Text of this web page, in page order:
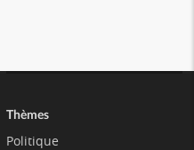
Thèmes
Politique